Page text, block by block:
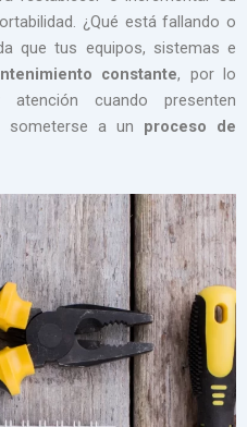
¿Qué está fallando o
que tus equipos, sistemas e
constante, por lo
cuando presenten
someterse a un proceso de